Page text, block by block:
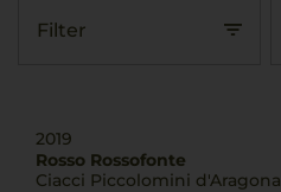
Filter
2019
Rosso Rossofonte
Ciacci Piccolomini d'Aragona